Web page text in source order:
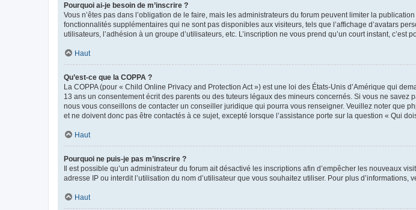
Pourquoi ai-je besoin de m’inscrire ?
Vous n’êtes pas dans l’obligation de le faire, mais les administrateurs du forum peuvent limiter la
fonctionnalités supplémentaires qui ne sont pas disponibles aux visiteurs, tels que l’affichage d’avatars
utilisateurs, l’adhésion à un groupe d’utilisateurs, etc. L’inscription ne vous prend qu’un court instant, c’est
Haut
Qu’est-ce que la COPPA ?
La COPPA (pour « Child Online Privacy and Protection Act ») est une loi des États-Unis d’Amérique qui
13 ans un consentement écrit des parents ou des tuteurs légaux des mineurs concernés. Si vous ne
nous vous conseillons de contacter un conseiller juridique qui pourra vous renseigner. Veuillez noter que
et ne doivent donc pas être contactés à ce sujet, excepté lorsque l’assistance porte sur la question « Qui
Haut
Pourquoi ne puis-je pas m’inscrire ?
Il est possible qu’un administrateur du forum ait désactivé les inscriptions afin d’empêcher les nouveaux
adresse IP ou interdit l’utilisation du nom d’utilisateur que vous souhaitez utiliser. Pour plus d’informations,
Haut